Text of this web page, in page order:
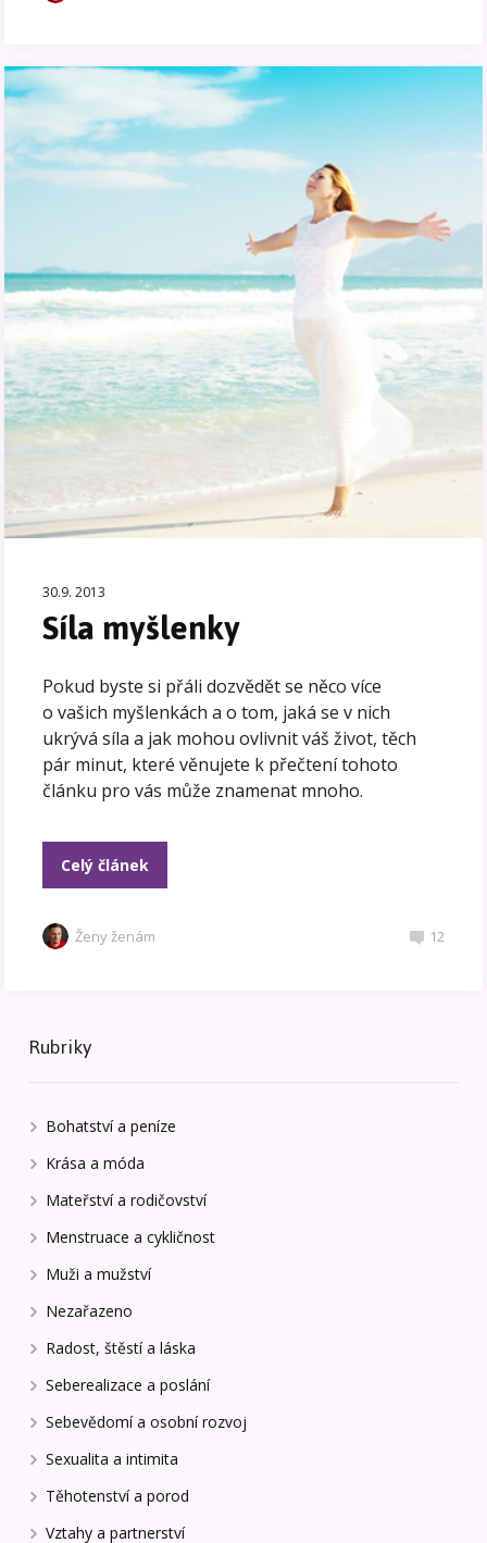
30.9. 2013
Síla myšlenky
Pokud byste si přáli dozvědět se něco více
o vašich myšlenkách a o tom, jaká se v nich
ukrývá síla a jak mohou ovlivnit váš život, těch
pár minut, které věnujete k přečtení tohoto
článku pro vás může znamenat mnoho.
Celý článek
Ženy ženám 12
Rubriky
Bohatství a peníze
Krása a móda
Mateřství a rodičovství
Menstruace a cykličnost
Muži a mužství
Nezařazeno
Radost, štěstí a láska
Seberealizace a poslání
Sebevědomí a osobní rozvoj
Sexualita a intimita
Těhotenství a porod
Vztahy a partnerství